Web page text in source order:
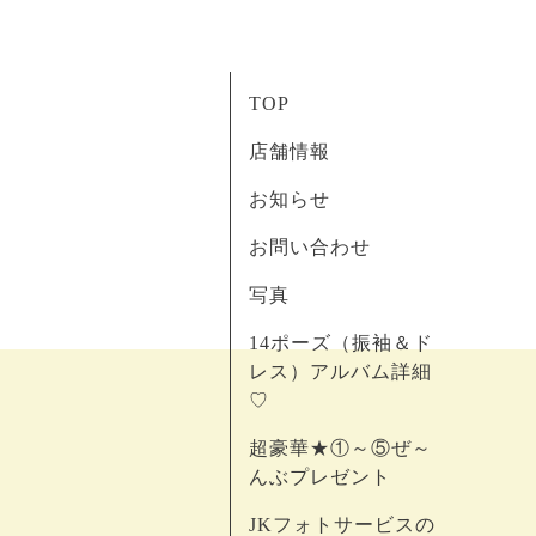
TOP
店舗情報
お知らせ
お問い合わせ
写真
14ポーズ（振袖＆ド
レス）アルバム詳細
♡
超豪華★①～⑤ぜ～
んぶプレゼント
JKフォトサービスの